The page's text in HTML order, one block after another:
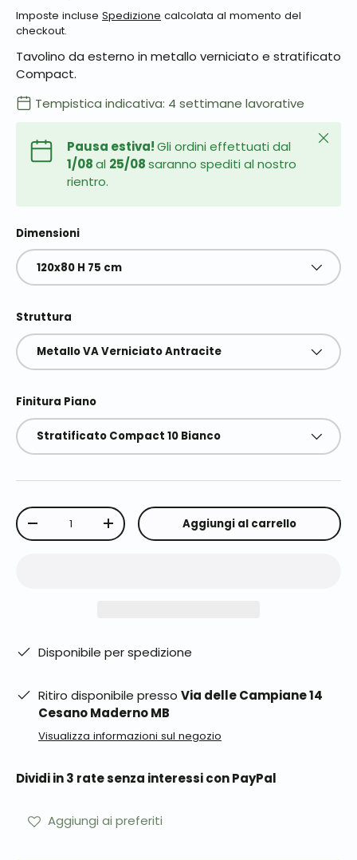
Imposte incluse Spedizione calcolata al momento del
checkout.
Tavolino da esterno in metallo verniciato e stratificato
Compact.
Tempistica indicativa: 4 settimane lavorative
Pausa estiva!Gli ordini effettuati dal
1/08al 25/08saranno spediti al nostro
rientro.
Chiudi
Dimensioni
120x80 H 75 cm
Struttura
Metallo VA Verniciato Antracite
Finitura Piano
Stratificato Compact 10 Bianco
Q.tà
-
+ Aggiungi al carrello
Disponibile per spedizione
Ritiro disponibile presso Via delle Campiane 14
Cesano Maderno MB
Visualizza informazioni sul negozio
Dividi in 3 rate senza interessi con PayPal
Aggiungi ai preferiti